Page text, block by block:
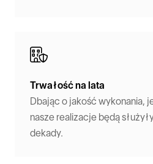
Trwałość na lata
Dbając o jakość wykonania,
nasze realizacje będą
dekady.